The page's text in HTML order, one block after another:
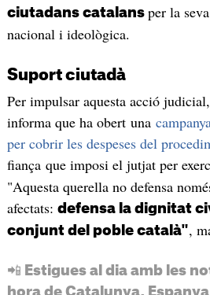
ciutadans catalans per la
nacional i ideològica.
Suport ciutadà
Per impulsar aquesta acció
informa que ha obert una
per cobrir les despeses del
fiança que imposi el jutjat per
"Aquesta querella no defensa
afectats: defensa la dignitat
conjunt del poble català",
📲 Estigues al dia amb les
hora de Catalunya,